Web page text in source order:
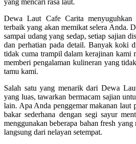
yang mencari rasa laut.
Dewa Laut Cafe Carita menyuguhkan
terbaik yang akan memikat selera Anda.
sampai udang yang sedap, setiap sajian
dan perhatian pada detail. Banyak koki
tidak cuma trampil dalam kerajinan kami
memberi pengalaman kulineran yang
tamu kami.
Salah satu yang menarik dari Dewa
yang luas, tawarkan bermacam sajian
lain. Apa Anda penggemar makanan laut
bakar sederhana dengan segi sayur
menggunakan beberapa bahan fresh yang
langsung dari nelayan setempat.